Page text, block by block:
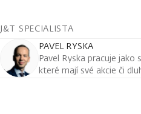
J&T SPECIALISTA
PAVEL RYSKA
Pavel Ryska pracuje
které mají své akcie či